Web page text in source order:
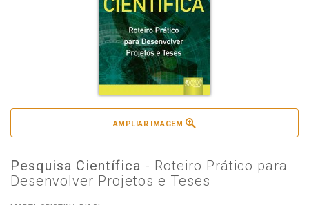
AMPLIAR IMAGEM
Pesquisa Científica - Roteiro Prático para
Desenvolver Projetos e Teses